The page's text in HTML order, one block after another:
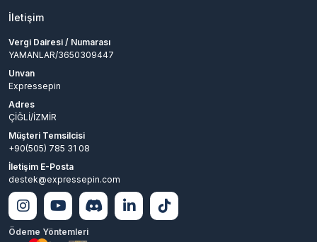
İletişim
Vergi Dairesi / Numarası
YAMANLAR/3650309447
Unvan
Expressepin
Adres
ÇİĞLİ/İZMİR
Müşteri Temsilcisi
+90(505) 785 31 08
İletişim E-Posta
destek@expressepin.com
Ödeme Yöntemleri